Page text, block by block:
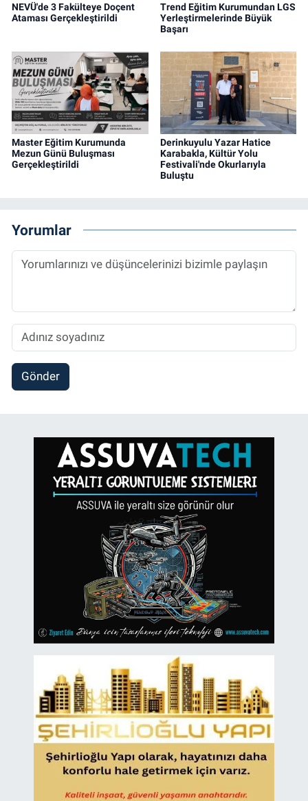
NEVÜ'de 3 Fakülteye Doçent
Ataması Gerçekleştirildi
Trend Eğitim Kurumundan LGS
Yerleştirmelerinde Büyük
Başarı
Master Eğitim Kurumunda
Mezun Günü Buluşması
Gerçekleştirildi
Derinkuyulu Yazar Hatice
Karabakla, Kültür Yolu
Festivali'nde Okurlarıyla
Buluştu
Yorumlar
Gönder